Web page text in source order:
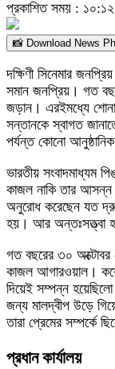
প্রকাশিত সময় :
📸 Download News
দক্ষিণী সিনেমার
সমান জনপ্রিয়। গত বছর
জড়ান। এরইমধ্যে শোনা
সন্তানকে স্বাগত
পর্যন্ত কোনো
ভারতীয় সংবাদমাধ্যম
কাজল নাকি তার আসন্ন
অনুরোধ করেছেন যত
হয়। আর অন্তঃসত্ত্বা
গত বছরের ৩০ অক্টোবর
কাজল আগারওয়াল।
দিয়েই সম্পন্ন
জন্য মালদ্বীপ উড়ে
তারা প্রেমের সম্পর্কে
প্রধান কার্যালয়